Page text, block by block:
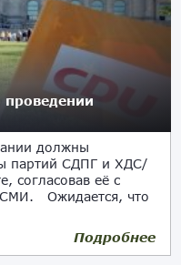
проведении
должны
партий СДПГ и ХДС/
согласовав её с
Ожидается, что
Подробнее